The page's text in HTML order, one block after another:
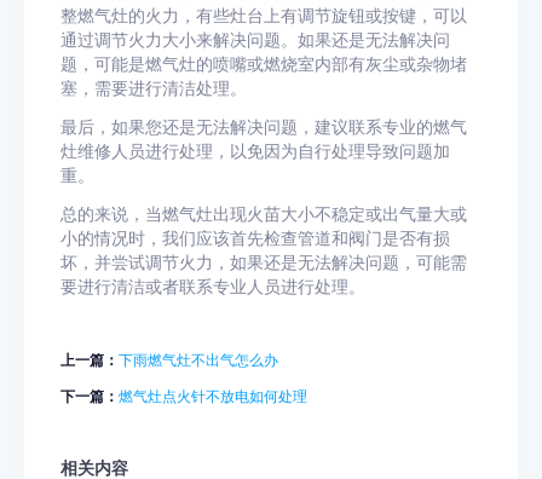
整燃气灶的火力，有些灶台上有调节旋钮或按键，可以
通过调节火力大小来解决问题。如果还是无法解决问
题，可能是燃气灶的喷嘴或燃烧室内部有灰尘或杂物堵
塞，需要进行清洁处理。
最后，如果您还是无法解决问题，建议联系专业的燃气
灶维修人员进行处理，以免因为自行处理导致问题加
重。
总的来说，当燃气灶出现火苗大小不稳定或出气量大或
小的情况时，我们应该首先检查管道和阀门是否有损
坏，并尝试调节火力，如果还是无法解决问题，可能需
要进行清洁或者联系专业人员进行处理。
上一篇： 下雨燃气灶不出气怎么办
下一篇： 燃气灶点火针不放电如何处理
相关内容